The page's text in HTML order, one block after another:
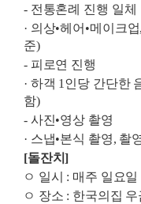
- 전통혼례 진행 일체
· 의상•헤어 •메이크업,
준)
- 피로연 진행
· 하객 1 인당 간단한
함)
- 사진•영상 촬영
· 스냅•본식 촬영, 촬
[돌잔치]
ㅇ 일시 : 매주 일요일
ㅇ 장소 : 한국의집 우